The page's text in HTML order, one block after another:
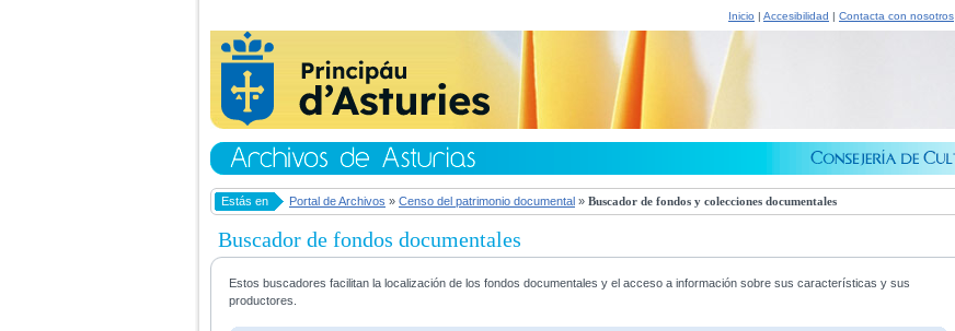
Inicio | Accesibilidad | Contacta con nosotros
Estás en Portal de Archivos » Censo del patrimonio documental » Buscador de fondos y colecciones documentales
Buscador de fondos documentales
Estos buscadores facilitan la localización de los fondos documentales y el acceso a información sobre sus características y sus
productores.